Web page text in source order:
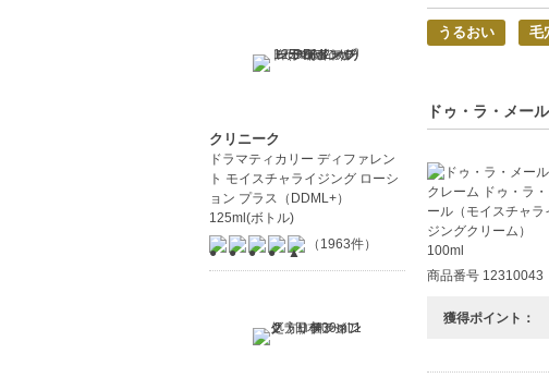
うるおい 毛
ドゥ・ラ・メー
商品番号 12310043
獲得ポイント：
クリニーク
ドラマティカリー ディファレン
ト モイスチャライジング ローシ
ョン プラス（DDML+）
125ml(ボトル)
（1963件）